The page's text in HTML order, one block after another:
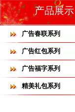
产品展示
广告春联系列
广告红包系列
广告福字系列
精美礼包系列